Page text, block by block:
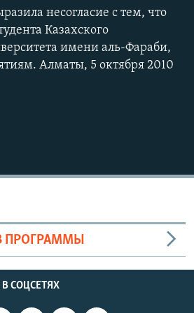
несогласие с тем, что
Казахского
имени аль-Фараби,
Алматы, 5 октября 2010
ПРОГРАММЫ
СОЦСЕТЯХ